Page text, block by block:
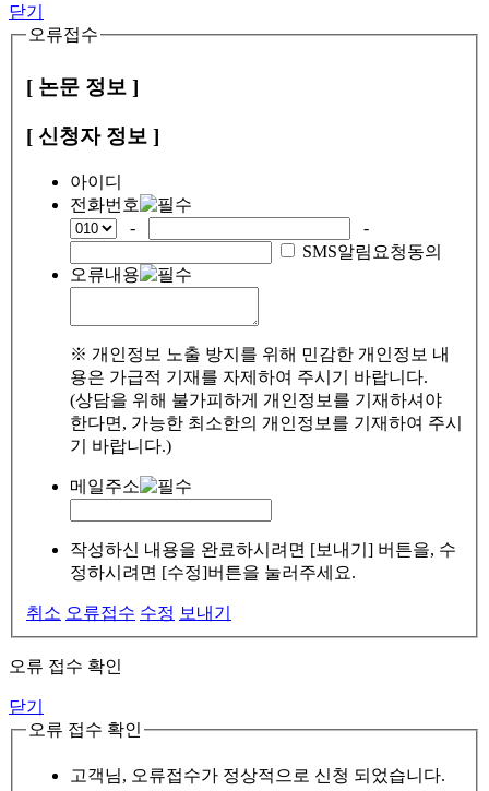
닫기
오류접수
[ 논문 정보 ]
[ 신청자 정보 ]
아이디
전화번호
-
-
SMS알림요청동의
오류내용
※ 개인정보 노출 방지를 위해 민감한 개인정보 내
용은 가급적 기재를 자제하여 주시기 바랍니다.
(상담을 위해 불가피하게 개인정보를 기재하셔야
한다면, 가능한 최소한의 개인정보를 기재하여 주시
기 바랍니다.)
메일주소
작성하신 내용을 완료하시려면 [보내기] 버튼을, 수
정하시려면 [수정]버튼을 눌러주세요.
취소 오류접수 수정 보내기
오류 접수 확인
닫기
오류 접수 확인
고객님, 오류접수가 정상적으로 신청 되었습니다.